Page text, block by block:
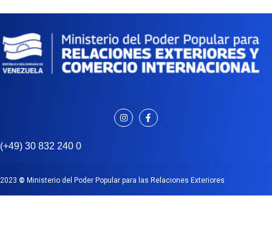
(+49) 30 832 240 0
2023 © Ministerio del Poder Popular para las Relaciones Exteriores